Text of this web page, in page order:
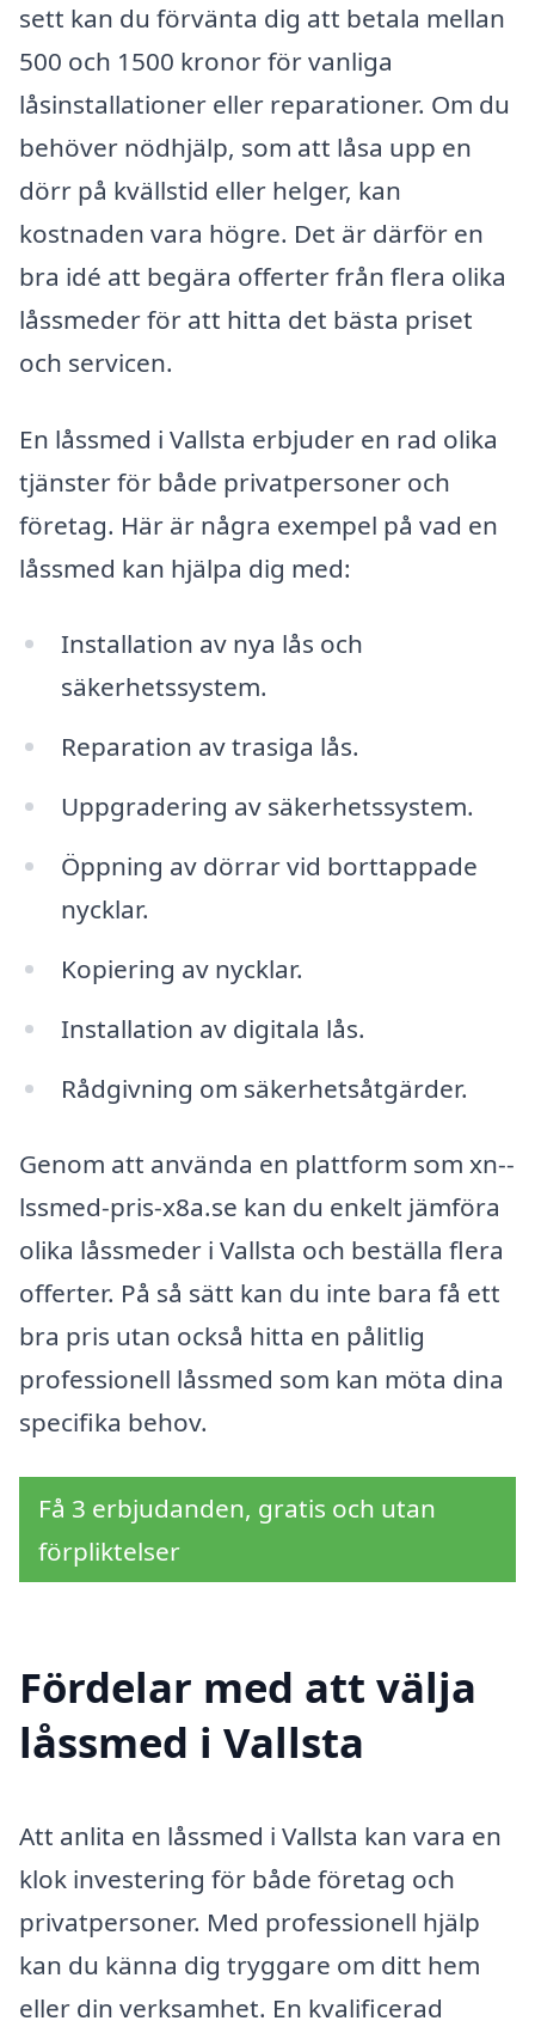
sett kan du förvänta dig att betala mellan
500 och 1500 kronor för vanliga
låsinstallationer eller reparationer. Om du
behöver nödhjälp, som att låsa upp en
dörr på kvällstid eller helger, kan
kostnaden vara högre. Det är därför en
bra idé att begära offerter från flera olika
låssmeder för att hitta det bästa priset
och servicen.
En låssmed i Vallsta erbjuder en rad olika
tjänster för både privatpersoner och
företag. Här är några exempel på vad en
låssmed kan hjälpa dig med:
Installation av nya lås och
säkerhetssystem.
Reparation av trasiga lås.
Uppgradering av säkerhetssystem.
Öppning av dörrar vid borttappade
nycklar.
Kopiering av nycklar.
Installation av digitala lås.
Rådgivning om säkerhetsåtgärder.
Genom att använda en plattform som xn--
lssmed-pris-x8a.se kan du enkelt jämföra
olika låssmeder i Vallsta och beställa flera
offerter. På så sätt kan du inte bara få ett
bra pris utan också hitta en pålitlig
professionell låssmed som kan möta dina
specifika behov.
Få 3 erbjudanden, gratis och utan
förpliktelser
Fördelar med att välja
låssmed i Vallsta
Att anlita en låssmed i Vallsta kan vara en
klok investering för både företag och
privatpersoner. Med professionell hjälp
kan du känna dig tryggare om ditt hem
eller din verksamhet. En kvalificerad